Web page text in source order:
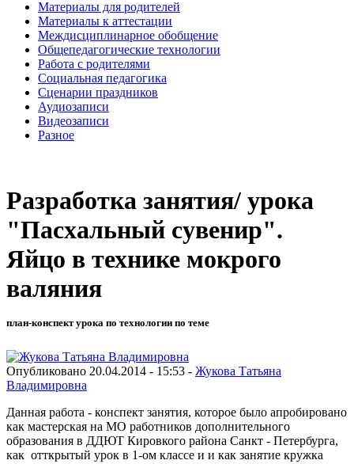
Материалы для родителей
Материалы к аттестации
Междисциплинарное обобщение
Общепедагогические технологии
Работа с родителями
Социальная педагогика
Сценарии праздников
Аудиозаписи
Видеозаписи
Разное
Разработка занятия/ урока
"Пасхальный сувенир".
Яйцо в технике мокрого
валяния
план-конспект урока по технологии по теме
Опубликовано 20.04.2014 - 15:53 - Жукова Татьяна
Владимировна
Данная работа - конспект занятия, которое было апробировано
как мастерская на МО работников дополнительного
образования в ДДЮТ Кировкого района Санкт - Петербурга,
как отткрытый урок в 1-ом классе и и как занятие кружка